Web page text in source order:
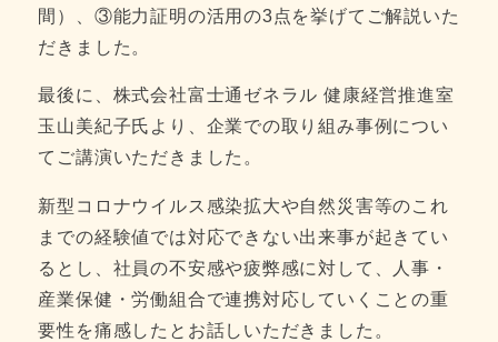
間）、③能力証明の活用の3点を挙げてご解説いた
だきました。
最後に、株式会社富士通ゼネラル 健康経営推進室
玉山美紀子氏より、企業での取り組み事例につい
てご講演いただきました。
新型コロナウイルス感染拡大や自然災害等のこれ
までの経験値では対応できない出来事が起きてい
るとし、社員の不安感や疲弊感に対して、人事・
産業保健・労働組合で連携対応していくことの重
要性を痛感したとお話しいただきました。